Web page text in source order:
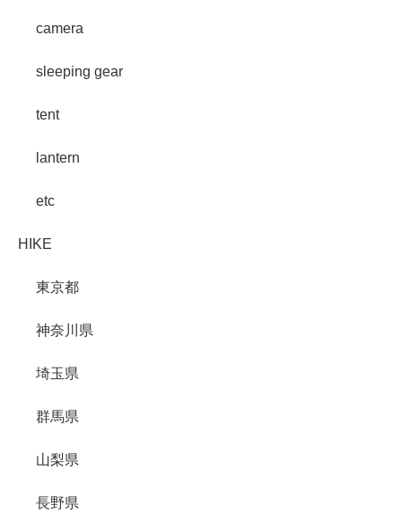
camera
sleeping gear
tent
lantern
etc
HIKE
東京都
神奈川県
埼玉県
群馬県
山梨県
長野県